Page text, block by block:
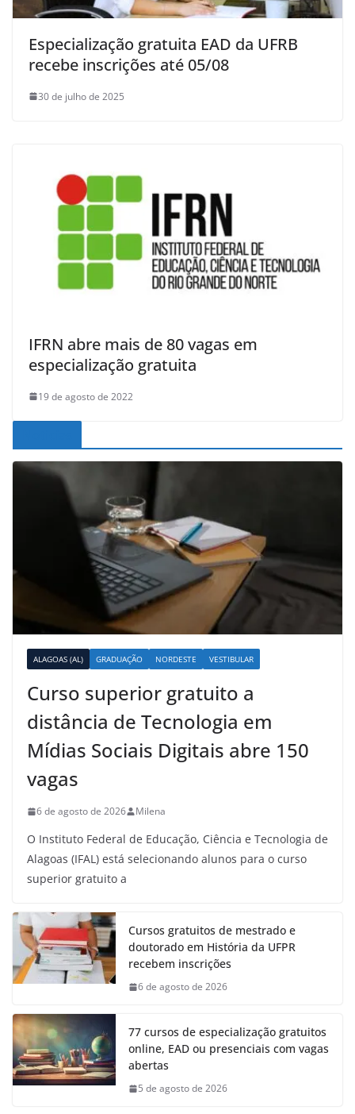
Especialização gratuita EAD da UFRB
recebe inscrições até 05/08
30 de julho de 2025
IFRN abre mais de 80 vagas em
especialização gratuita
19 de agosto de 2022
ALAGOAS (AL) GRADUAÇÃO NORDESTE VESTIBULAR
Curso superior gratuito a
distância de Tecnologia em
Mídias Sociais Digitais abre 150
vagas
6 de agosto de 2026 Milena
O Instituto Federal de Educação, Ciência e Tecnologia de
Alagoas (IFAL) está selecionando alunos para o curso
superior gratuito a
Cursos gratuitos de mestrado e
doutorado em História da UFPR
recebem inscrições
6 de agosto de 2026
77 cursos de especialização gratuitos
online, EAD ou presenciais com vagas
abertas
5 de agosto de 2026